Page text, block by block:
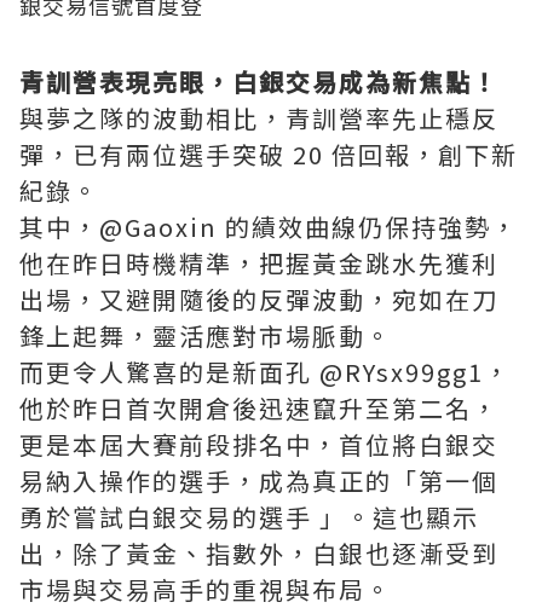
青訓營表現亮眼，白銀交易成為新焦點！
與夢之隊的波動相比，青訓營率先止穩反
彈，已有兩位選手突破 20 倍回報，創下新
紀錄。
其中，@Gaoxin 的績效曲線仍保持強勢，
他在昨日時機精準，把握黃金跳水先獲利
出場，又避開隨後的反彈波動，宛如在刀
鋒上起舞，靈活應對市場脈動。
而更令人驚喜的是新面孔 @RYsx99gg1，
他於昨日首次開倉後迅速竄升至第二名，
更是本屆大賽前段排名中，首位將白銀交
易納入操作的選手，成為真正的「第一個
勇於嘗試白銀交易的選手 」。這也顯示
出，除了黃金、指數外，白銀也逐漸受到
市場與交易高手的重視與布局。